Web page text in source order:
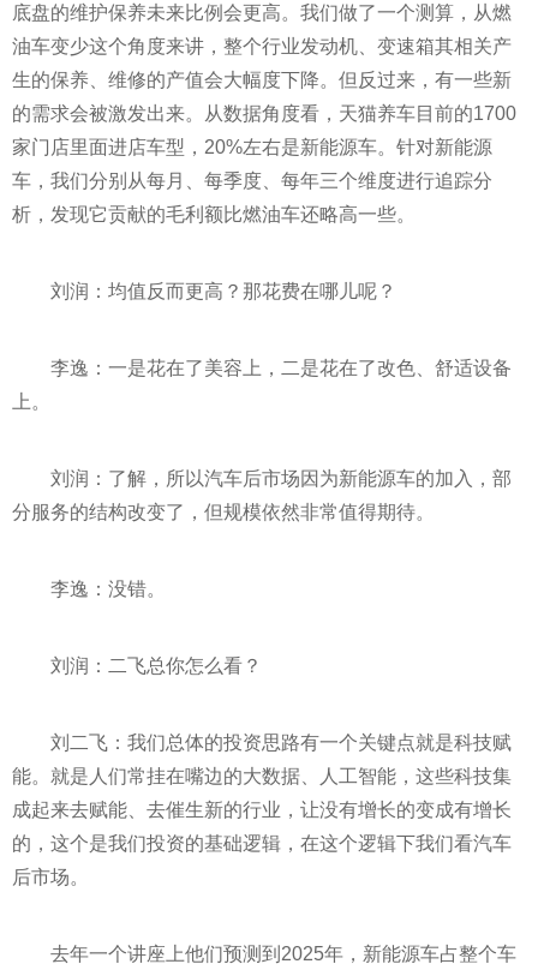
底盘的维护保养未来比例会更高。我们做了一个测算，从燃
油车变少这个角度来讲，整个行业发动机、变速箱其相关产
生的保养、维修的产值会大幅度下降。但反过来，有一些新
的需求会被激发出来。从数据角度看，天猫养车目前的1700
家门店里面进店车型，20%左右是新能源车。针对新能源
车，我们分别从每月、每季度、每年三个维度进行追踪分
析，发现它贡献的毛利额比燃油车还略高一些。
刘润：均值反而更高？那花费在哪儿呢？
李逸：一是花在了美容上，二是花在了改色、舒适设备
上。
刘润：了解，所以汽车后市场因为新能源车的加入，部
分服务的结构改变了，但规模依然非常值得期待。
李逸：没错。
刘润：二飞总你怎么看？
刘二飞：我们总体的投资思路有一个关键点就是科技赋
能。就是人们常挂在嘴边的大数据、人工智能，这些科技集
成起来去赋能、去催生新的行业，让没有增长的变成有增长
的，这个是我们投资的基础逻辑，在这个逻辑下我们看汽车
后市场。
去年一个讲座上他们预测到2025年，新能源车占整个车